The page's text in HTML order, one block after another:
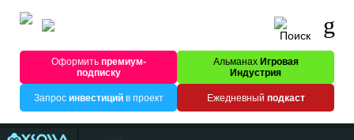
Оформитьпремиум-
подписку
Альманах Игровая
Индустрия
Запрос инвестицийв проект Ежедневный подкаст